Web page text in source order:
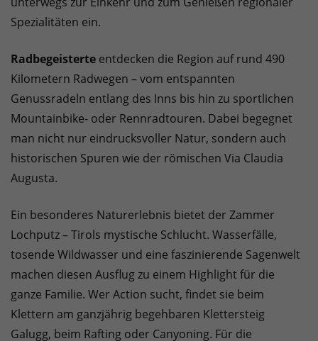
Spezialitäten ein.
Radbegeisterte entdecken die Region auf rund 490
Kilometern Radwegen – vom entspannten
Genussradeln entlang des Inns bis hin zu sportlichen
Mountainbike- oder Rennradtouren. Dabei begegnet
man nicht nur eindrucksvoller Natur, sondern auch
historischen Spuren wie der römischen Via Claudia
Augusta.
Ein besonderes Naturerlebnis bietet der Zammer
Lochputz – Tirols mystische Schlucht. Wasserfälle,
tosende Wildwasser und eine faszinierende Sagenwelt
machen diesen Ausflug zu einem Highlight für die
ganze Familie. Wer Action sucht, findet sie beim
Klettern am ganzjährig begehbaren Klettersteig
Galugg, beim Rafting oder Canyoning. Für die